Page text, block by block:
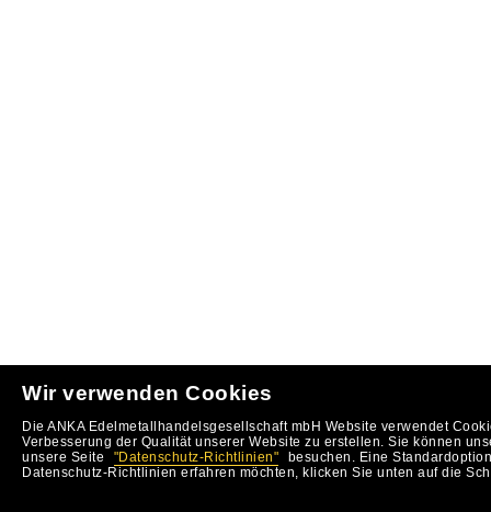
Wir verwenden Cookies
Die ANKA Edelmetallhandelsgesellschaft mbH Website verwendet
Verbesserung der Qualität unserer Website zu erstellen. Sie können
unsere Seite
"Datenschutz-Richtlinien"
besuchen. Eine
Datenschutz-Richtlinien erfahren möchten, klicken Sie unten auf die